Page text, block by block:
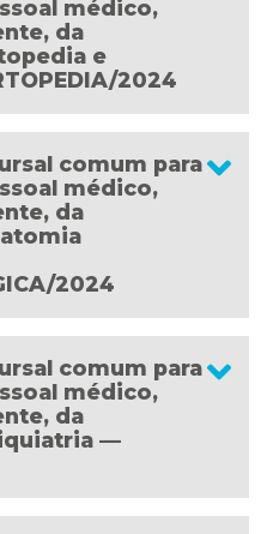
médico,
da
e
2024
comum para
médico,
da
2024
comum para
médico,
da
—